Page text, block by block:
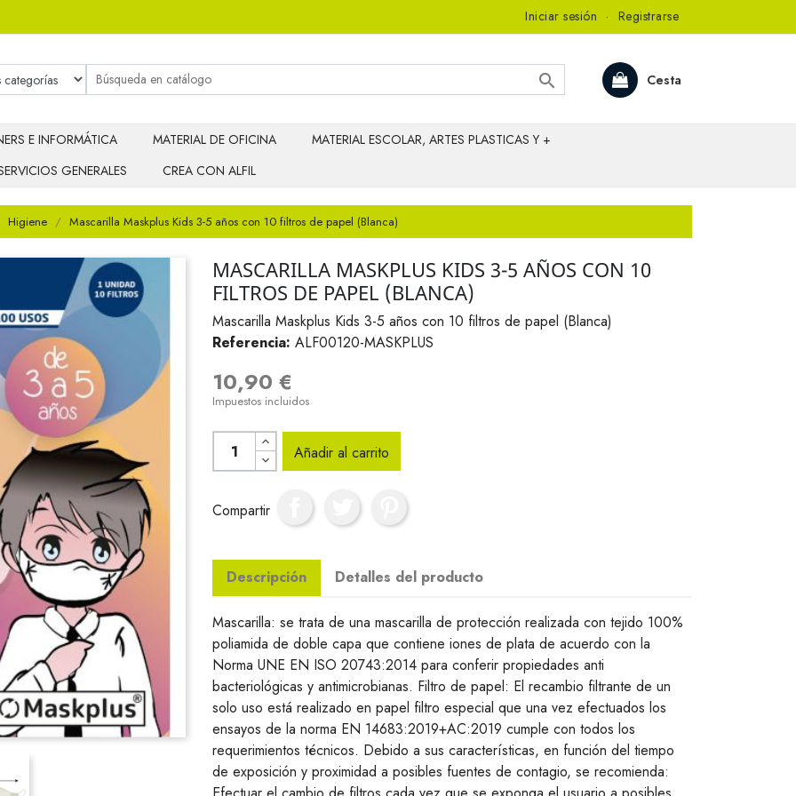
Iniciar sesión · Registrarse
Cesta

E INFORMÁTICA MATERIAL DE OFICINA
MATERIAL ESCOLAR, ARTES PLASTICAS Y +
GENERALES
CREA CON ALFIL
Higiene Mascarilla Maskplus Kids 3-5 años con 10 filtros de papel (Blanca)
MASCARILLA MASKPLUS KIDS 3-5 AÑOS CON 10
FILTROS DE PAPEL (BLANCA)
Mascarilla Maskplus Kids 3-5 años con 10 filtros de papel (Blanca)
Referencia: ALF00120-MASKPLUS
10,90 €
Impuestos incluidos
Añadir al carrito
Compartir
Descripción Detalles del producto
Mascarilla: se trata de una mascarilla de protección realizada con tejido 100%
poliamida de doble capa que contiene iones de plata de acuerdo con la
Norma UNE EN ISO 20743:2014 para conferir propiedades anti
bacteriológicas y antimicrobianas. Filtro de papel: El recambio filtrante de un
solo uso está realizado en papel filtro especial que una vez efectuados los
ensayos de la norma EN 14683:2019+AC:2019 cumple con todos los
requerimientos técnicos. Debido a sus características, en función del tiempo
de exposición y proximidad a posibles fuentes de contagio, se recomienda: